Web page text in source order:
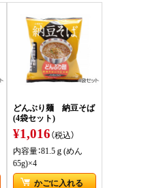
どんぶり麺 納豆そば
(4袋セット)
¥1,016（税込）
内容量：81.5ｇ(めん
65g)×4
かごに入れる